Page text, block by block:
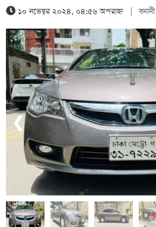
১০ নভেম্বর ২০২৪, ০৪:৫৬ অপরাহ্ন বনানী
1 / 5
❮